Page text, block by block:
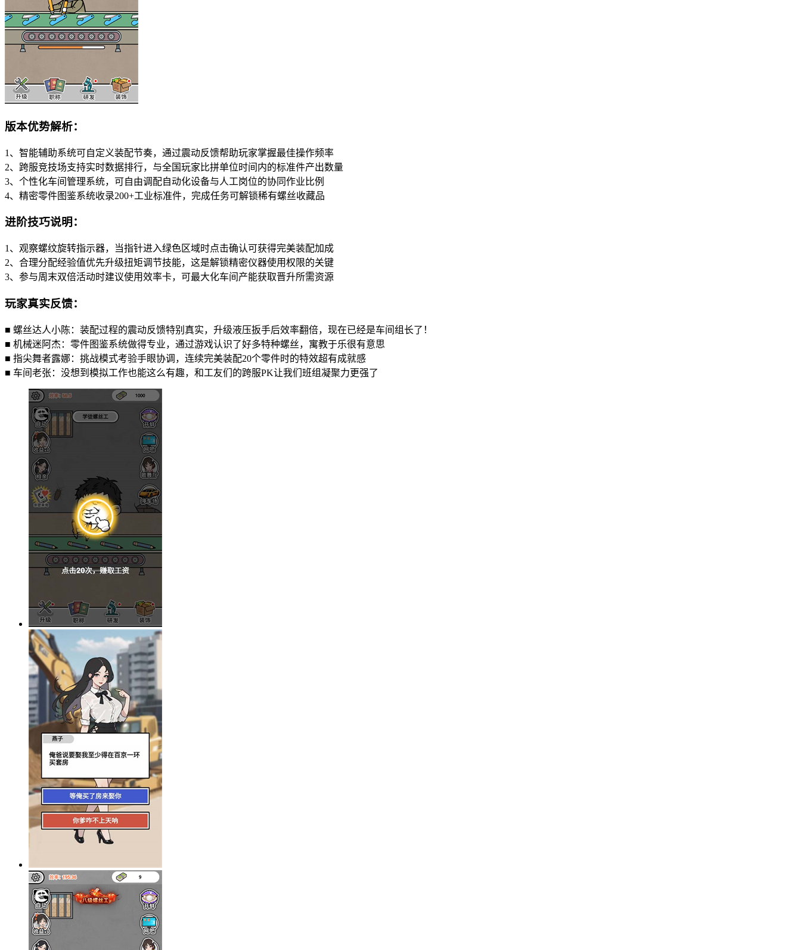
版本优势解析：
1、智能辅助系统可自定义装配节奏，通过震动反馈帮助玩家掌握最佳操作频率
2、跨服竞技场支持实时数据排行，与全国玩家比拼单位时间内的标准件产出数量
3、个性化车间管理系统，可自由调配自动化设备与人工岗位的协同作业比例
4、精密零件图鉴系统收录200+工业标准件，完成任务可解锁稀有螺丝收藏品
进阶技巧说明：
1、观察螺纹旋转指示器，当指针进入绿色区域时点击确认可获得完美装配加成
2、合理分配经验值优先升级扭矩调节技能，这是解锁精密仪器使用权限的关键
3、参与周末双倍活动时建议使用效率卡，可最大化车间产能获取晋升所需资源
玩家真实反馈：
■ 螺丝达人小陈：装配过程的震动反馈特别真实，升级液压扳手后效率翻倍，现在已经是车间组长了！
■ 机械迷阿杰：零件图鉴系统做得专业，通过游戏认识了好多特种螺丝，寓教于乐很有意思
■ 指尖舞者露娜：挑战模式考验手眼协调，连续完美装配20个零件时的特效超有成就感
■ 车间老张：没想到模拟工作也能这么有趣，和工友们的跨服PK让我们班组凝聚力更强了